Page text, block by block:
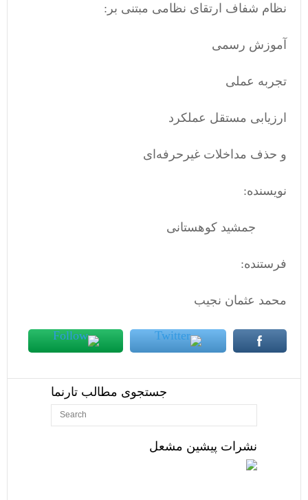
نظام شفاف ارتقای نظامی مبتنی بر:
آموزش رسمی
تجربه عملی
ارزیابی مستقل عملکرد
و حذف مداخلات غیرحرفه‌ای
نویسنده:
جمشید کوهستانی
فرستنده:
محمد عثمان نجیب
جستجوی مطالب تارنما
نشرات پیشین مشعل